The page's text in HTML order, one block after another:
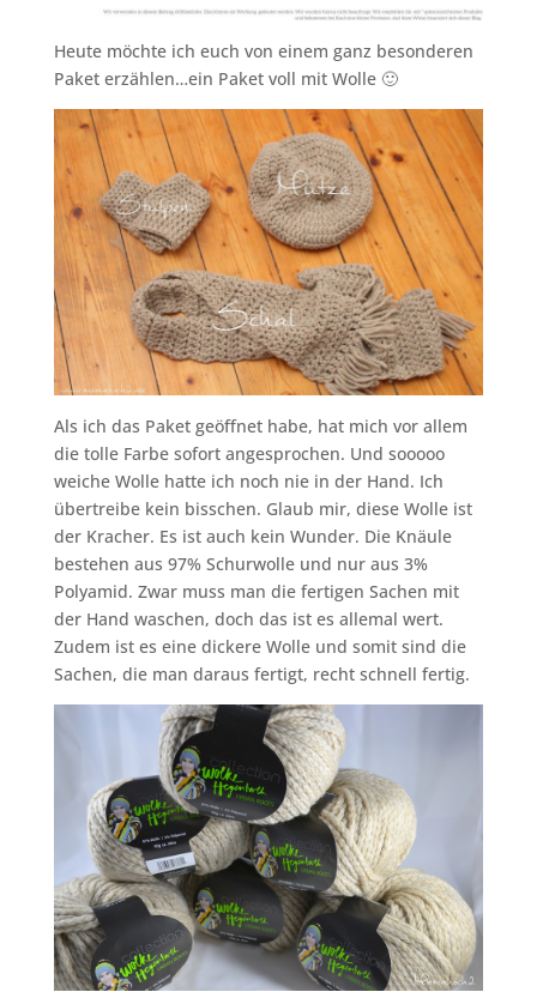
Heute möchte ich euch von einem ganz besonderen
Paket erzählen…ein Paket voll mit Wolle 🙂
Als ich das Paket geöffnet habe, hat mich vor allem
die tolle Farbe sofort angesprochen. Und sooooo
weiche Wolle hatte ich noch nie in der Hand. Ich
übertreibe kein bisschen. Glaub mir, diese Wolle ist
der Kracher. Es ist auch kein Wunder. Die Knäule
bestehen aus 97% Schurwolle und nur aus 3%
Polyamid. Zwar muss man die fertigen Sachen mit
der Hand waschen, doch das ist es allemal wert.
Zudem ist es eine dickere Wolle und somit sind die
Sachen, die man daraus fertigt, recht schnell fertig.